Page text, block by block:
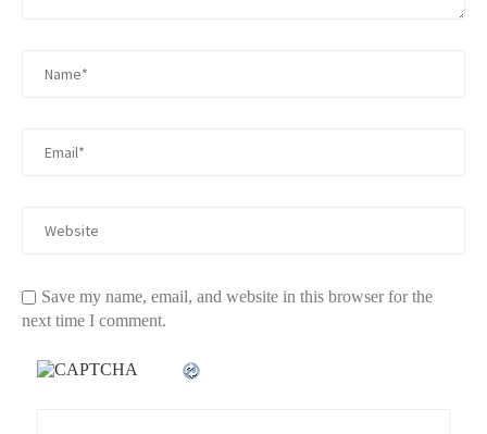
Save my name, email, and website in this browser for the
next time I comment.